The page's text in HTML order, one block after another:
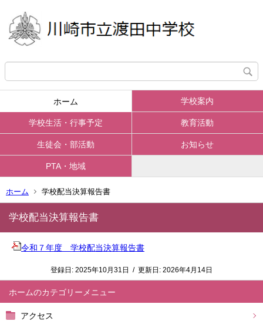
ホーム 学校案内
学校生活・行事予定 教育活動
生徒会・部活動 お知らせ
PTA・地域
ホーム 学校配当決算報告書
ホーム
アクセス
学校配当決算報告書
令和７年度 学校配当決算報告書
登録日: 2025年10月31日 / 更新日: 2026年4月14日